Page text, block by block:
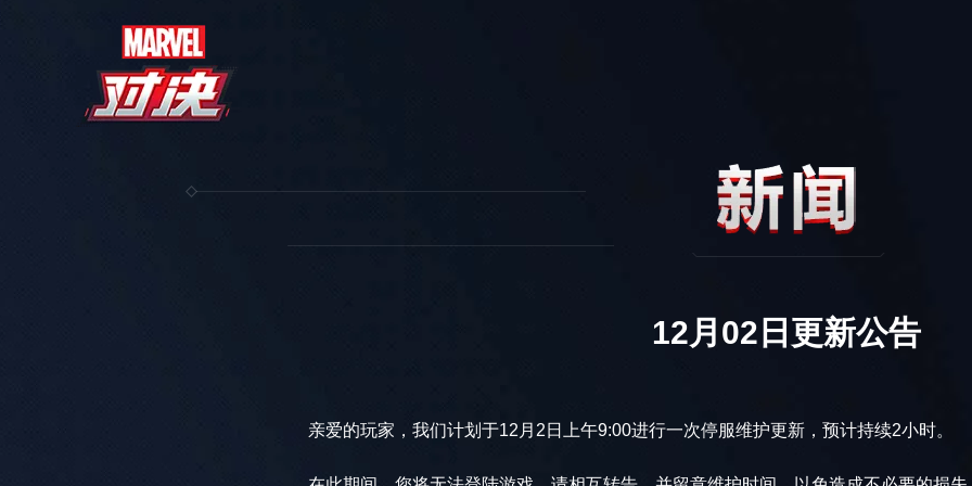
12月02日更新公告
亲爱的玩家，我们计划于12月2日上午9:00进行一次停服维护更新，预计持续2小时。